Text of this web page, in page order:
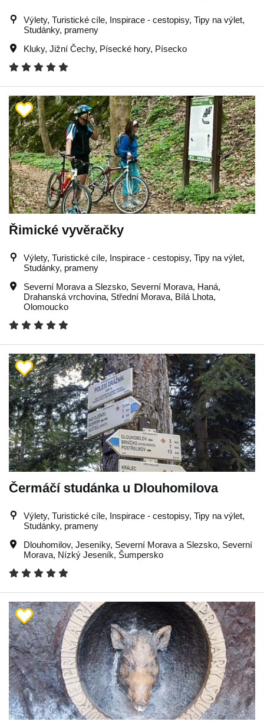
Výlety, Turistické cíle, Inspirace - cestopisy, Tipy na výlet,
Studánky, prameny
Kluky, Jižní Čechy, Písecké hory, Písecko
Řimické vyvěračky
Výlety, Turistické cíle, Inspirace - cestopisy, Tipy na výlet,
Studánky, prameny
Severní Morava a Slezsko, Severní Morava, Haná,
Drahanská vrchovina, Střední Morava, Bílá Lhota,
Olomoucko
Čermáčí studánka u Dlouhomilova
Výlety, Turistické cíle, Inspirace - cestopisy, Tipy na výlet,
Studánky, prameny
Dlouhomilov, Jeseníky, Severní Morava a Slezsko, Severní
Morava, Nízký Jeseník, Šumpersko